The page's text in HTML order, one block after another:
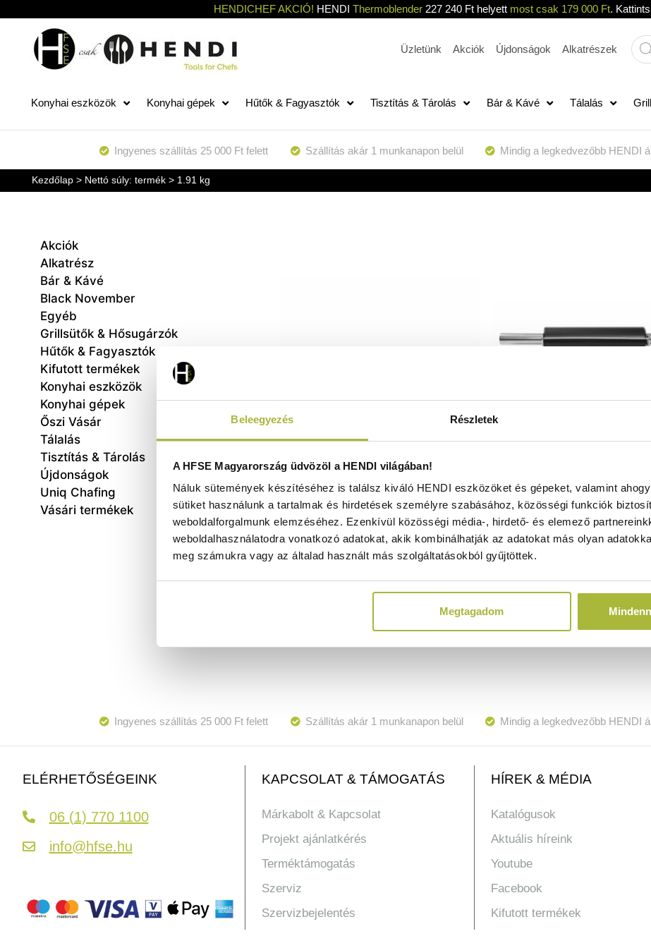
Beleegyezés Részletek
A HFSE Magyarország üdvözöl a HENDI világában!
Náluk sütemények készítéséhez is találsz kiváló HENDI eszközöket és gépeket, valamint
sütiket használunk a tartalmak és hirdetések személyre szabásához, közösségi funkciók
weboldalforgalmunk elemzéséhez. Ezenkívül közösségi média-, hirdető- és elemező
weboldalhasználatodra vonatkozó adatokat, akik kombinálhatják az adatokat más olyan
meg számukra vagy az általad használt más szolgáltatásokból gyűjtöttek.
Megtagadom
HENDICHEF AKCIÓ! HENDI Thermoblender227 240 Ft helyett most csak 179 000 Ft. Kattints
Üzletünk Akciók Újdonságok Alkatrészek
Konyhai eszközök Konyhai gépek Hűtők & Fagyasztók Tisztítás & Tárolás Bár & Kávé Tálalás
Ingyenes szállítás 25 000 Ft felett Szállítás akár 1 munkanapon belül Mindig a legkedvezőbb HENDI
Kezdőlap> Nettó súly: termék > 1.91 kg
Akciók
Alkatrész
Bár & Kávé
Black November
Egyéb
Grillsütők & Hősugárzók
Hűtők & Fagyasztók
Kifutott termékek
Konyhai eszközök
Konyhai gépek
Őszi Vásár
Tálalás
Tisztítás & Tárolás
Újdonságok
Uniq Chafing
Vásári termékek
Paella serpenyő – ø460x(H)40 mm -
HENDI 622308
6.496Ft+ ÁFA)
Raktáron
(14.417Ft+ ÁFA)
Ingyenes szállítás 25 000 Ft felett Szállítás akár 1 munkanapon belül Mindig a legkedvezőbb HENDI
ELÉRHETŐSÉGEINK
06 (1) 770 1100
info@hfse.hu
KAPCSOLAT & TÁMOGATÁS
Márkabolt & Kapcsolat
Projekt ajánlatkérés
Terméktámogatás
Szerviz
Szervizbejelentés
HÍREK & MÉDIA
Katalógusok
Aktuális híreink
Youtube
Facebook
Kifutott termékek